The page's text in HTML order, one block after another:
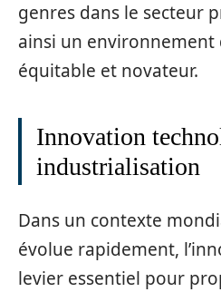
genres dans le secteur
ainsi un environnement
équitable et novateur.
Innovation
industrialisation
Dans un contexte
évolue rapidement,
levier essentiel pour